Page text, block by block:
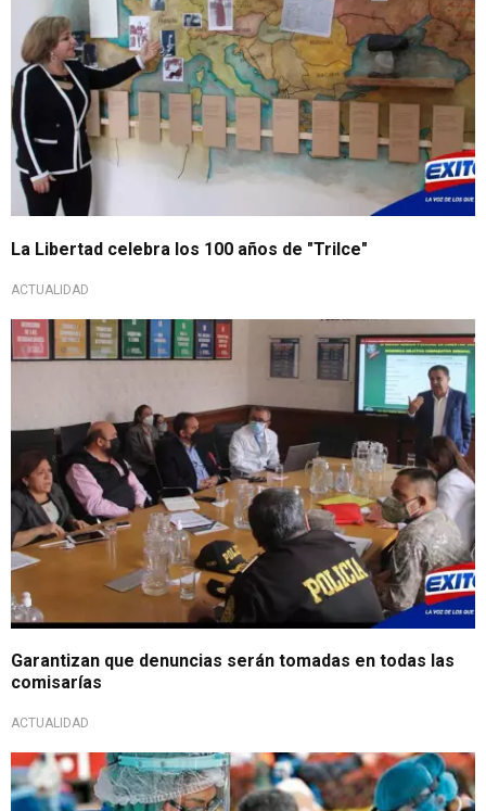
La Libertad celebra los 100 años de "Trilce"
ACTUALIDAD
Garantizan que denuncias serán tomadas en todas las
comisarías
ACTUALIDAD